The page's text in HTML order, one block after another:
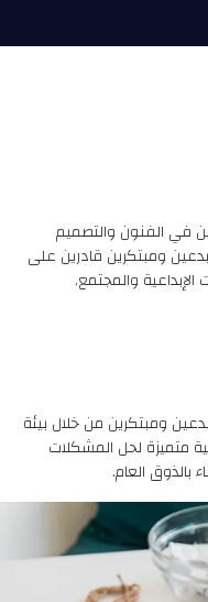
في الفنون والتصميم
ومبتكرين قادرين على
والمجتمع.
ومبتكرين من خلال بيئة
متميزة لحل المشكلات
بالذوق العام.